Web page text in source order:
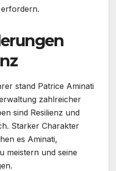
stand Patrice Aminati
zahlreicher
sind Resilienz und
Starker Charakter
es Aminati,
meistern und seine